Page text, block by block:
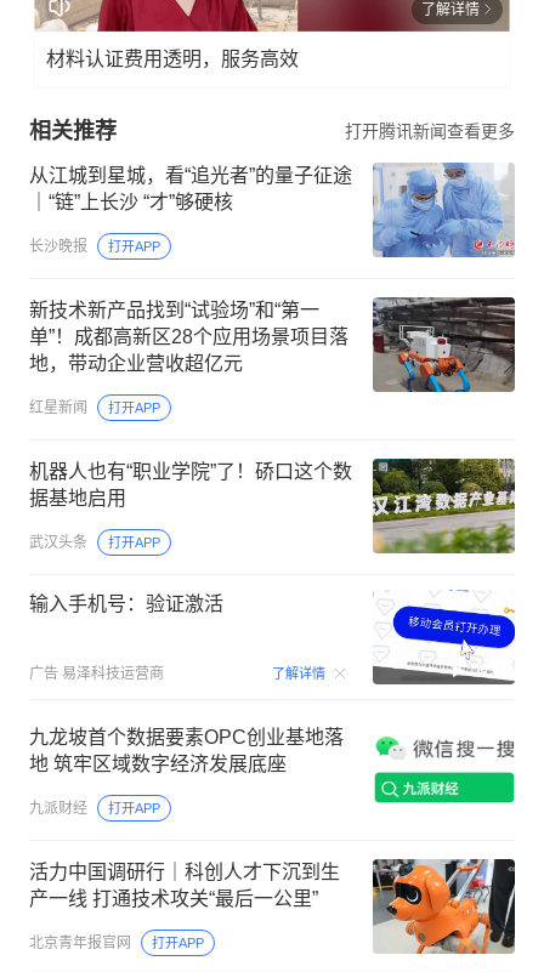
了解详情
材料认证费用透明，服务高效
相关推荐 打开腾讯新闻查看更多
从江城到星城，看“追光者”的量子征途
｜“链”上长沙 “才”够硬核
长沙晚报 打开APP
新技术新产品找到“试验场”和“第一
单”！成都高新区28个应用场景项目落
地，带动企业营收超亿元
红星新闻 打开APP
机器人也有“职业学院”了！硚口这个数
据基地启用
武汉头条 打开APP
输入手机号：验证激活
广告 易泽科技运营商 了解详情 00:15
九龙坡首个数据要素OPC创业基地落
地 筑牢区域数字经济发展底座
九派财经 打开APP
活力中国调研行｜科创人才下沉到生
产一线 打通技术攻关“最后一公里”
北京青年报官网 打开APP